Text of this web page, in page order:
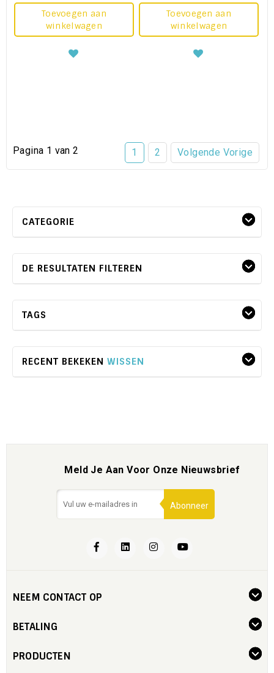
Toevoegen aan
winkelwagen
Toevoegen aan
winkelwagen
Pagina 1 van 2 1 2 Volgende Vorige
CATEGORIE
DE RESULTATEN FILTEREN
TAGS
RECENT BEKEKEN WISSEN
Meld Je Aan Voor Onze Nieuwsbrief
Abonneer
NEEM CONTACT OP
BETALING
PRODUCTEN